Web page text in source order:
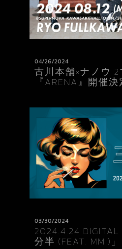
04/26/2024
古川本舗×ナノウ
『ARENA』開催決
03/30/2024
2024.4.24 DIGITAL
分半 (FEAT. MM.)」